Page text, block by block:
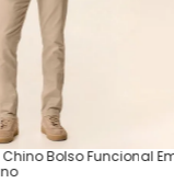
Bolso Funcional